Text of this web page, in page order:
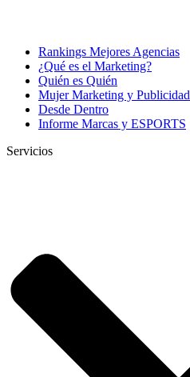
Rankings Mejores Agencias
¿Qué es el Marketing?
Quién es Quién
Mujer Marketing y Publicidad
Desde Dentro
Informe Marcas y ESPORTS
Servicios